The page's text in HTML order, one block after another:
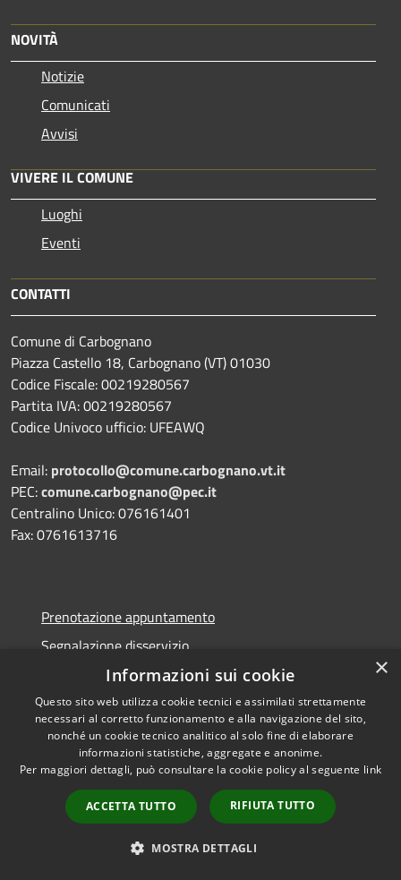
NOVITÀ
Notizie
Comunicati
Avvisi
VIVERE IL COMUNE
Luoghi
Eventi
CONTATTI
Comune di Carbognano
Piazza Castello 18, Carbognano (VT) 01030
Codice Fiscale: 00219280567
Partita IVA: 00219280567
Codice Univoco ufficio: UFEAWQ
Email: protocollo@comune.carbognano.vt.it
PEC:comune.carbognano@pec.it
Centralino Unico: 076161401
Fax: 0761613716
Prenotazione appuntamento
Segnalazione disservizio
Leggi le FAQ
Richiesta assistenza
Amministrazione trasparente
Informativa privacy
×
Informazioni sui cookie
Questo sito web utilizza cookie tecnici e assimilati strettamente
necessari al corretto funzionamento e alla navigazione del sito,
nonché un cookie tecnico analitico al solo fine di elaborare
informazioni statistiche, aggregate e anonime.
Per maggiori dettagli, può consultare la cookie policy al seguente link
ACCETTA TUTTO RIFIUTA TUTTO
MOSTRA DETTAGLI